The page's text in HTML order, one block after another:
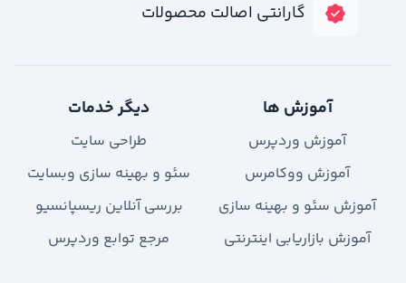
گارانتی اصالت محصولات
آموزش ها
آموزش وردپرس
آموزش ووکامرس
آموزش سئو و بهینه سازی
آموزش بازاریابی اینترنتی
دیگر خدمات
طراحی سایت
سئو و بهینه سازی وبسایت
بررسی آنلاین ریسپانسیو
مرجع توابع وردپرس